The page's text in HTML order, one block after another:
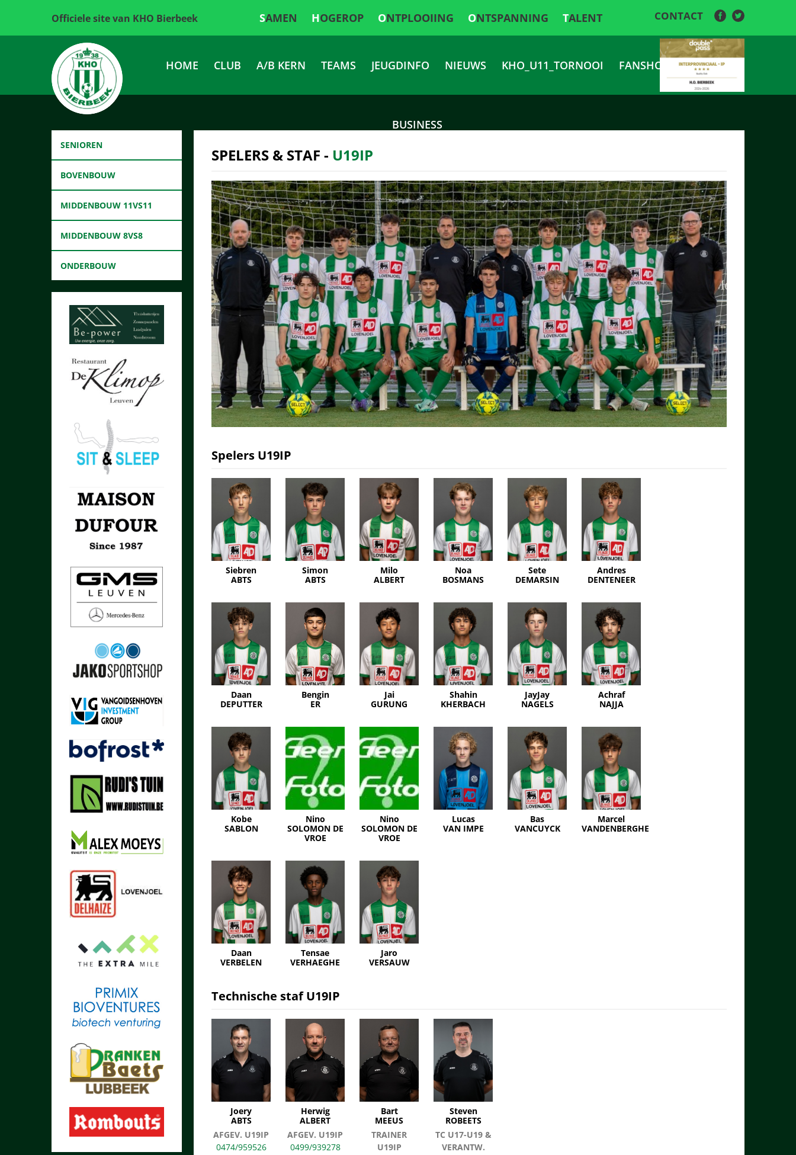
Officiele site van KHO Bierbeek SAMEN HOGEROP ONTPLOOIING ONTSPANNING TALENT CONTACT
HOME CLUB A/B KERN TEAMS JEUGDINFO NIEUWS KHO_U11_TORNOOI FANSHOP
BUSINESS
SENIOREN
BOVENBOUW
MIDDENBOUW 11VS11
MIDDENBOUW 8VS8
ONDERBOUW
SPELERS & STAF - U19IP
Spelers U19IP
Siebren
ABTS
Simon
ABTS
Milo
ALBERT
Noa
BOSMANS
Sete
DEMARSIN
Andres
DENTENEER
Daan
DEPUTTER
Bengin
ER
Jai
GURUNG
Shahin
KHERBACH
JayJay
NAGELS
Achraf
NAJJA
Kobe
SABLON
Nino
SOLOMON DE
VROE
Nino
SOLOMON DE
VROE
Lucas
VAN IMPE
Bas
VANCUYCK
Marcel
VANDENBERGHE
Daan
VERBELEN
Tensae
VERHAEGHE
Jaro
VERSAUW
Technische staf U19IP
Joery
ABTS
AFGEV. U19IP
0474/959526
Herwig
ALBERT
AFGEV. U19IP
0499/939278
Bart
MEEUS
TRAINER
U19IP
Steven
ROBEETS
TC U17-U19 &
VERANTW.